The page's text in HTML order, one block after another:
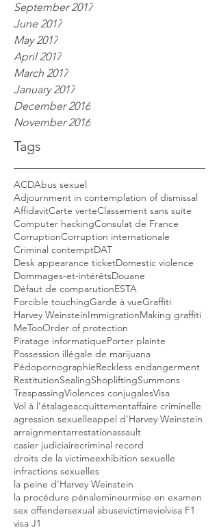
September 2017
June 2017
May 2017
April 2017
March 2017
January 2017
December 2016
November 2016
Tags
ACDAbus sexuel
Adjournment in contemplation of dismissal
AffidavitCarte verteClassement sans suite
Computer hackingConsulat de France
CorruptionCorruption internationale
Criminal contemptDAT
Desk appearance ticketDomestic violence
Dommages-et-intérêtsDouane
Défaut de comparutionESTA
Forcible touchingGarde à vueGraffiti
Harvey WeinsteinImmigrationMaking graffiti
MeTooOrder of protection
Piratage informatiquePorter plainte
Possession illégale de marijuana
PédopornographieReckless endangerment
RestitutionSealingShopliftingSummons
TrespassingViolences conjugalesVisa
Vol à l’étalageacquittementaffaire criminelle
agression sexuelleappel d'Harvey Weinstein
arraignmentarrestationassault
casier judiciairecriminal record
droits de la victimeexhibition sexuelle
infractions sexuelles
la peine d'Harvey Weinstein
la procédure pénalemineurmise en examen
sex offendersexual abusevictimeviolvisa F1
visa J1